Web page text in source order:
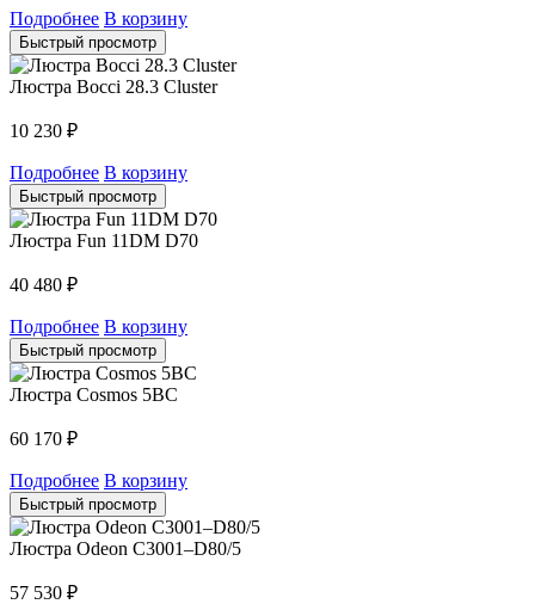
Подробнее В корзину
Быстрый просмотр
Люстра Bocci 28.3 Cluster
10 230 ₽
Подробнее В корзину
Быстрый просмотр
Люстра Fun 11DM D70
40 480 ₽
Подробнее В корзину
Быстрый просмотр
Люстра Cosmos 5BC
60 170 ₽
Подробнее В корзину
Быстрый просмотр
Люстра Odeon C3001–D80/5
57 530 ₽